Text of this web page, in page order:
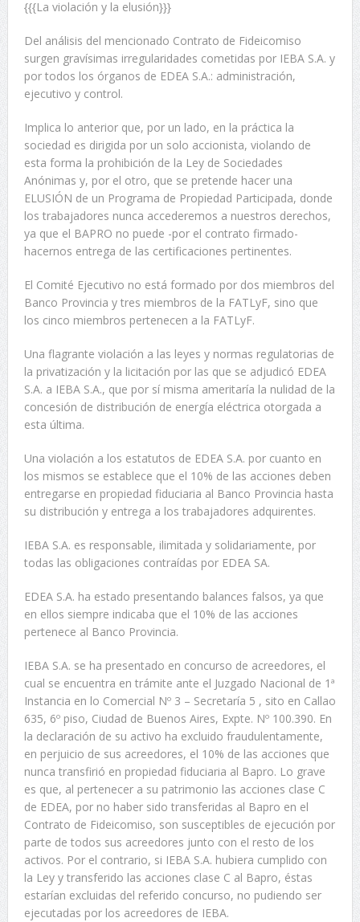
{{{La violación y la elusión}}}
Del análisis del mencionado Contrato de Fideicomiso
surgen gravísimas irregularidades cometidas por IEBA S.A. y
por todos los órganos de EDEA S.A.: administración,
ejecutivo y control.
Implica lo anterior que, por un lado, en la práctica la
sociedad es dirigida por un solo accionista, violando de
esta forma la prohibición de la Ley de Sociedades
Anónimas y, por el otro, que se pretende hacer una
ELUSIÓN de un Programa de Propiedad Participada, donde
los trabajadores nunca accederemos a nuestros derechos,
ya que el BAPRO no puede -por el contrato firmado-
hacernos entrega de las certificaciones pertinentes.
El Comité Ejecutivo no está formado por dos miembros del
Banco Provincia y tres miembros de la FATLyF, sino que
los cinco miembros pertenecen a la FATLyF.
Una flagrante violación a las leyes y normas regulatorias de
la privatización y la licitación por las que se adjudicó EDEA
S.A. a IEBA S.A., que por sí misma ameritaría la nulidad de la
concesión de distribución de energía eléctrica otorgada a
esta última.
Una violación a los estatutos de EDEA S.A. por cuanto en
los mismos se establece que el 10% de las acciones deben
entregarse en propiedad fiduciaria al Banco Provincia hasta
su distribución y entrega a los trabajadores adquirentes.
IEBA S.A. es responsable, ilimitada y solidariamente, por
todas las obligaciones contraídas por EDEA SA.
EDEA S.A. ha estado presentando balances falsos, ya que
en ellos siempre indicaba que el 10% de las acciones
pertenece al Banco Provincia.
IEBA S.A. se ha presentado en concurso de acreedores, el
cual se encuentra en trámite ante el Juzgado Nacional de 1ª
Instancia en lo Comercial Nº 3 – Secretaría 5 , sito en Callao
635, 6º piso, Ciudad de Buenos Aires, Expte. Nº 100.390. En
la declaración de su activo ha excluido fraudulentamente,
en perjuicio de sus acreedores, el 10% de las acciones que
nunca transfirió en propiedad fiduciaria al Bapro. Lo grave
es que, al pertenecer a su patrimonio las acciones clase C
de EDEA, por no haber sido transferidas al Bapro en el
Contrato de Fideicomiso, son susceptibles de ejecución por
parte de todos sus acreedores junto con el resto de los
activos. Por el contrario, si IEBA S.A. hubiera cumplido con
la Ley y transferido las acciones clase C al Bapro, éstas
estarían excluidas del referido concurso, no pudiendo ser
ejecutadas por los acreedores de IEBA.